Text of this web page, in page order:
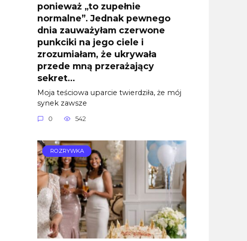
ponieważ „to zupełnie
normalne”. Jednak pewnego
dnia zauważyłam czerwone
punkciki na jego ciele i
zrozumiałam, że ukrywała
przede mną przerażający
sekret…
Moja teściowa uparcie twierdziła, że mój
synek zawsze
0 542
ROZRYWKA